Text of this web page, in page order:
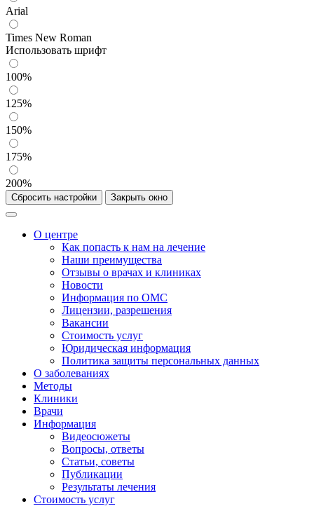
Arial
Times New Roman
Использовать шрифт
100%
125%
150%
175%
200%
Сбросить настройки Закрыть окно
О центре
Как попасть к нам на лечение
Наши преимущества
Отзывы о врачах и клиниках
Новости
Информация по ОМС
Лицензии, разрешения
Вакансии
Стоимость услуг
Юридическая информация
Политика защиты персональных данных
О заболеваниях
Методы
Клиники
Врачи
Информация
Видеосюжеты
Вопросы, ответы
Статьи, советы
Публикации
Результаты лечения
Стоимость услуг